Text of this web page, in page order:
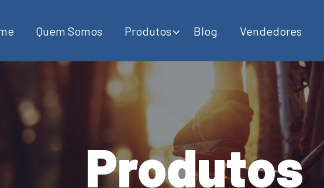
Quem Somos Produtos Blog Vendedores
Produtos